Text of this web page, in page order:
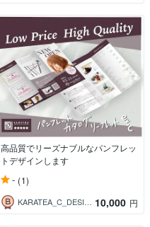
高品質でリーズナブルなパンフレッ
トデザインします
- (1)
KARATEA_C_DESIGN_即レス 10,000 円